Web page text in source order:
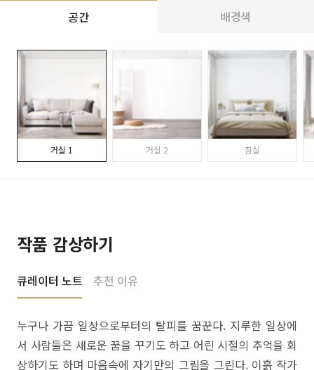
공간 배경색
거실 1 거실 2 침실
작품 감상하기
큐레이터 노트 추천 이유
누구나 가끔 일상으로부터의 탈피를 꿈꾼다. 지루한 일상에
서 사람들은 새로운 꿈을 꾸기도 하고 어린 시절의 추억을 회
상하기도 하며 마음속에 자기만의 그림을 그린다. 이흙 작가